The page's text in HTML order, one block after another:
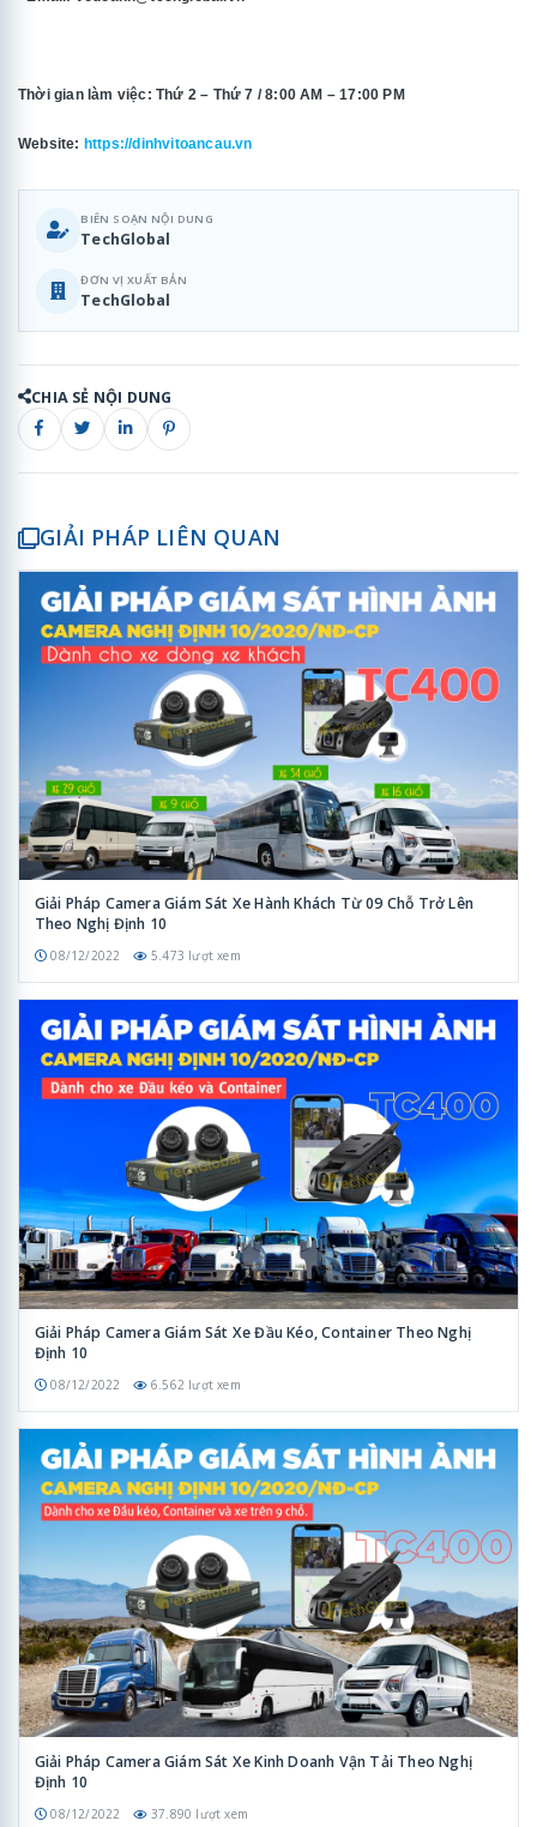
Thời gian làm việc: Thứ 2 – Thứ 7 / 8:00 AM – 17:00 PM
Website: https://dinhvitoancau.vn
BIÊN SOẠN NỘI DUNG
TechGlobal
ĐƠN VỊ XUẤT BẢN
TechGlobal
CHIA SẺ NỘI DUNG
GIẢI PHÁP LIÊN QUAN
Giải Pháp Camera Giám Sát Xe Hành Khách Từ 09 Chỗ Trở Lên
Theo Nghị Định 10
08/12/2022 5.473 lượt xem
Giải Pháp Camera Giám Sát Xe Đầu Kéo, Container Theo Nghị
Định 10
08/12/2022 6.562 lượt xem
Giải Pháp Camera Giám Sát Xe Kinh Doanh Vận Tải Theo Nghị
Định 10
08/12/2022 37.890 lượt xem